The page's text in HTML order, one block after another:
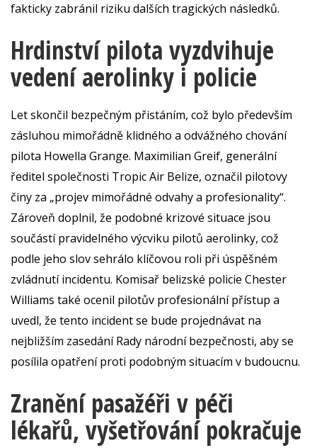
fakticky zabránil riziku dalších tragických následků.
Hrdinství pilota vyzdvihuje
vedení aerolinky i policie
Let skončil bezpečným přistáním, což bylo především
zásluhou mimořádně klidného a odvážného chování
pilota Howella Grange. Maximilian Greif, generální
ředitel společnosti Tropic Air Belize, označil pilotovy
činy za „projev mimořádné odvahy a profesionality“.
Zároveň doplnil, že podobné krizové situace jsou
součástí pravidelného výcviku pilotů aerolinky, což
podle jeho slov sehrálo klíčovou roli při úspěšném
zvládnutí incidentu. Komisař belizské policie Chester
Williams také ocenil pilotův profesionální přístup a
uvedl, že tento incident se bude projednávat na
nejbližším zasedání Rady národní bezpečnosti, aby se
posílila opatření proti podobným situacím v budoucnu.
Zranění pasažéři v péči
lékařů, vyšetřování pokračuje